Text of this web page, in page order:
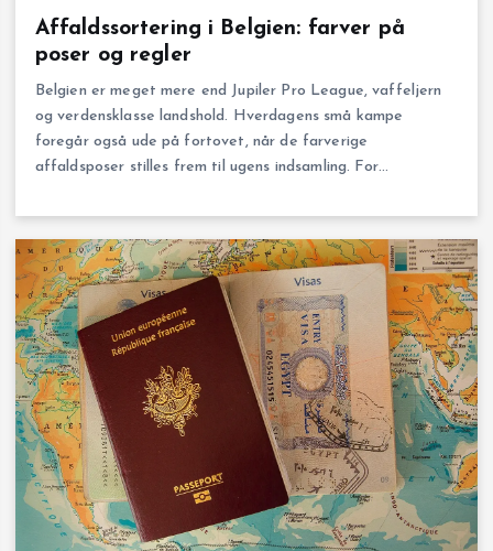
Affaldssortering i Belgien: farver på
poser og regler
Belgien er meget mere end Jupiler Pro League, vaffeljern
og verdensklasse landshold. Hverdagens små kampe
foregår også ude på fortovet, når de farverige
affaldsposer stilles frem til ugens indsamling. For…